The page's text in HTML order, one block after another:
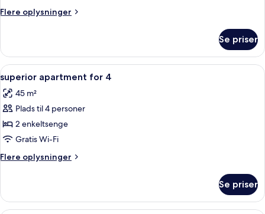
Flere oplysninger
Flere
Se priser
Indlæs
alle
billeder
af
superior
apartment
for
4
Et hotelværelse med to senge, et
11
superior apartment for 4
45 m²
Plads til 4 personer
2 enkeltsenge
Gratis Wi-Fi
Flere oplysninger
Flere
apartment
for
Se priser